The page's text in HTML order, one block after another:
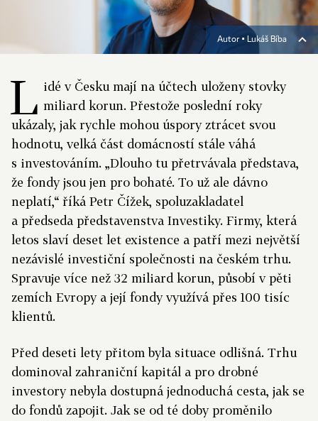
Autor ▪ Lukáš Bíba
L idé v Česku mají na účtech uloženy stovky
miliard korun. Přestože poslední roky
ukázaly, jak rychle mohou úspory ztrácet svou
hodnotu, velká část domácností stále váhá
s investováním. „Dlouho tu přetrvávala představa,
že fondy jsou jen pro bohaté. To už ale dávno
neplatí,“ říká Petr Čížek, spoluzakladatel
a předseda představenstva Investiky. Firmy, která
letos slaví deset let existence a patří mezi největší
nezávislé investiční společnosti na českém trhu.
Spravuje více než 32 miliard korun, působí v pěti
zemích Evropy a její fondy využívá přes 100 tisíc
klientů.
Před deseti lety přitom byla situace odlišná. Trhu
dominoval zahraniční kapitál a pro drobné
investory nebyla dostupná jednoduchá cesta, jak se
do fondů zapojit. Jak se od té doby proměnilo